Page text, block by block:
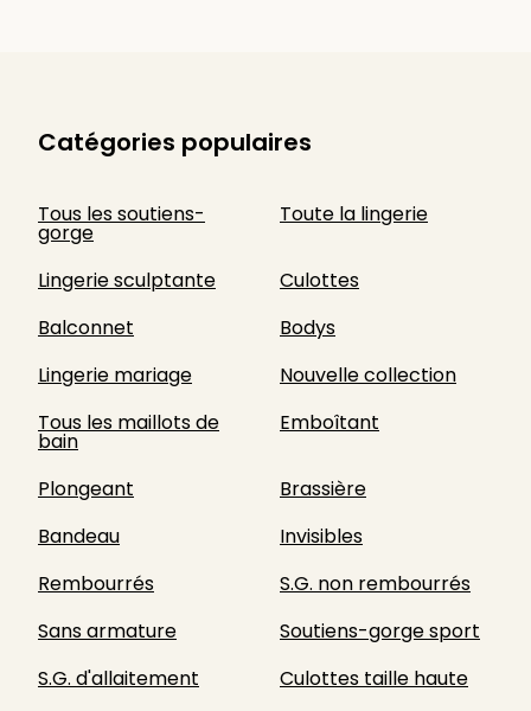
Catégories populaires
Tous les soutiens-
gorge
Toute la lingerie
Lingerie sculptante
Culottes
Balconnet
Bodys
Lingerie mariage
Nouvelle collection
Tous les maillots de
bain
Emboîtant
Plongeant
Brassière
Bandeau
Invisibles
Rembourrés
S.G. non rembourrés
Sans armature
Soutiens-gorge sport
S.G. d'allaitement
Culottes taille haute